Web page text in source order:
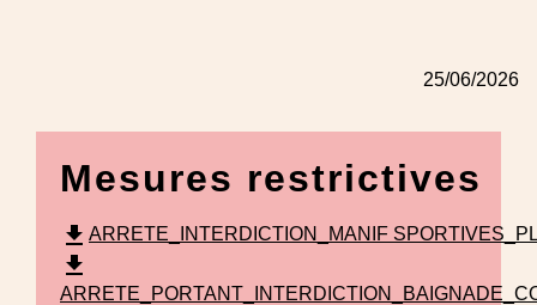
25/06/2026
Mesures restrictives
file_download ARRETE_INTERDICTION_MANIF
file_download